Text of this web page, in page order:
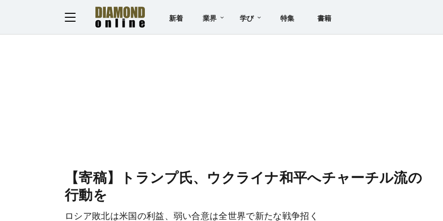
新着 業界 学び 特集 書籍
【寄稿】トランプ氏、ウクライナ和平へチャーチル流の
行動を
ロシア敗北は米国の利益、弱い合意は全世界で新たな戦争招く